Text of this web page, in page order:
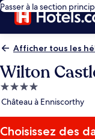
Passer à la section
Afficher tous les
Wilton
Hébergement
4.0 étoiles
Château à Enniscorthy
Choisissez des